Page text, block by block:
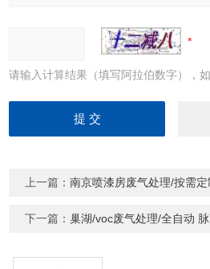
请输入计算结果（填写阿拉伯数字），
上一篇：南京喷漆房废气处理/按需
下一篇：巢湖/voc废气处理/全自动